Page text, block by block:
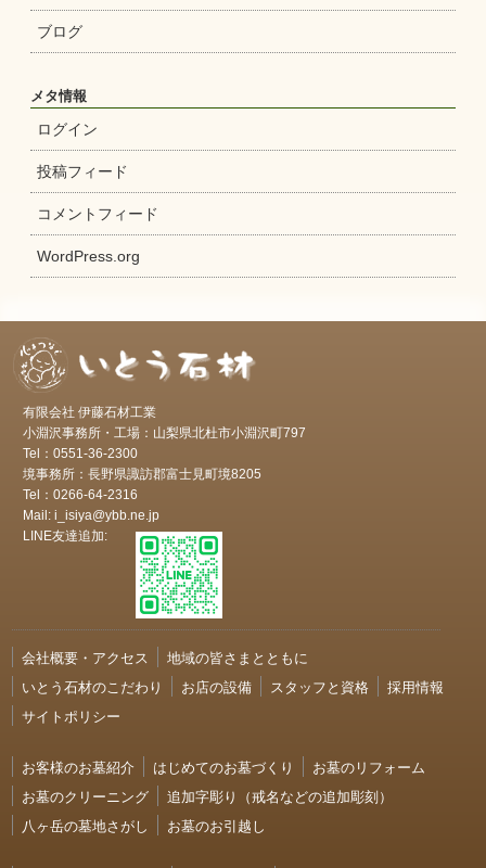
ブログ
メタ情報
ログイン
投稿フィード
コメントフィード
WordPress.org
有限会社 伊藤石材工業
小淵沢事務所・工場：山梨県北杜市小淵沢町797
Tel：0551-36-2300
境事務所：長野県諏訪郡富士見町境8205
Tel：0266-64-2316
Mail: i_isiya@ybb.ne.jp
LINE友達追加:
会社概要・アクセス
地域の皆さまとともに
いとう石材のこだわり
お店の設備 スタッフと資格
採用情報
サイトポリシー
お客様のお墓紹介 はじめてのお墓づくり
お墓のリフォーム
お墓のクリーニング
追加字彫り（戒名などの追加彫刻）
八ヶ岳の墓地さがし
お墓のお引越し